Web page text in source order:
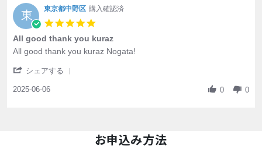
東 東京都中野区 購入確認済
All good thank you kuraz
Review by 東京都中野区 on 6 Jun 2025
review stating All good thank you kuraz
All good thank you kuraz Nogata!
シェアする
2025-06-06 0 0
お申込み方法